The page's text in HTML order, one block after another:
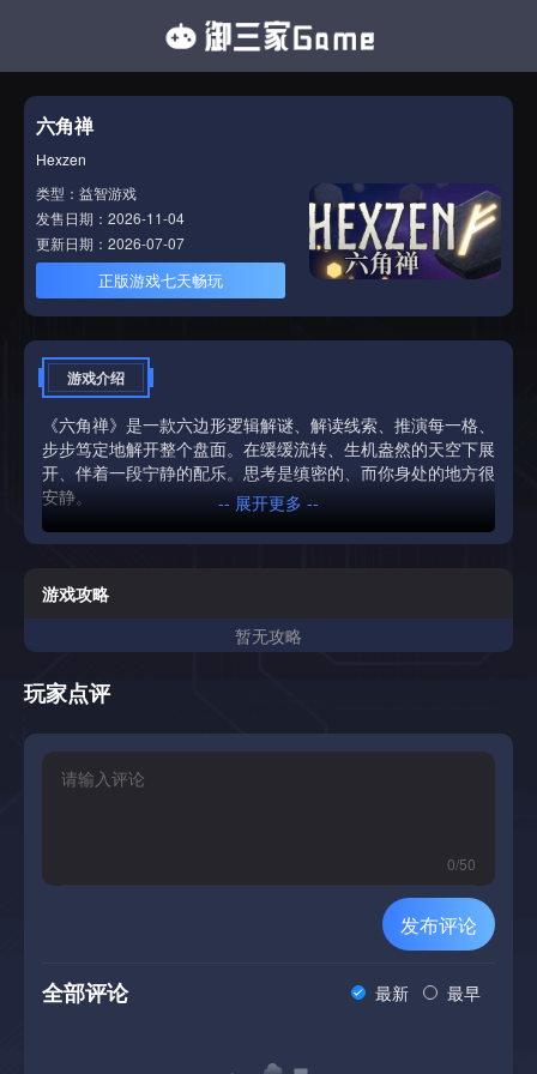
六角禅
Hexzen
类型：益智游戏
发售日期：2026-11-04
更新日期：2026-07-07
正版游戏七天畅玩
游戏介绍
《六角禅》是一款六边形逻辑解谜、解读线索、推演每一格、
步步笃定地解开整个盘面。在缓缓流转、生机盎然的天空下展
开、伴着一段宁静的配乐。思考是缜密的、而你身处的地方很
安静。
-- 展开更多 --
游戏攻略
暂无攻略
玩家点评
0/50
发布评论
全部评论 最新 最早